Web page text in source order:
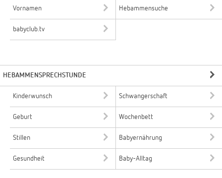
Vornamen Hebammensuche
babyclub.tv
HEBAMMENSPRECHSTUNDE
Kinderwunsch Schwangerschaft
Geburt Wochenbett
Stillen Babyernährung
Gesundheit Baby-Alltag